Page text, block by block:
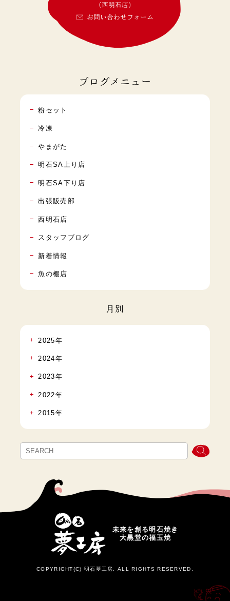
(西明石店)
お問い合わせフォーム
ブログメニュー
粉セット
冷凍
やまがた
明石SA上り店
明石SA下り店
出張販売部
西明石店
スタッフブログ
新着情報
魚の棚店
月別
2025年
2024年
2023年
2022年
2015年
未来を創る明石焼き
大黒堂の福玉焼
COPYRIGHT(C) 明石夢工房. ALL RIGHTS RESERVED.